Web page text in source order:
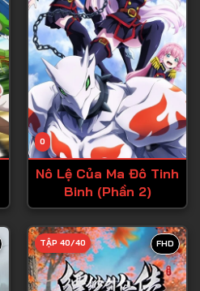
Tập 10
Tập 11
Tập 12
Tập 13
Tập 14
Tập 15
Tập 17
Tập 18
Tập 19
0
Nô Lệ Của Ma Đô Tinh
Binh (Phần 2)
FHD
TẬP 40/40